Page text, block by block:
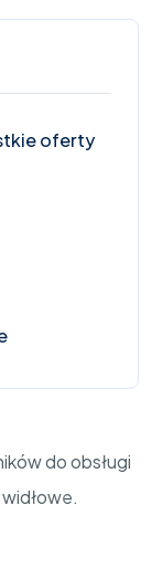
oferty
do obsługi